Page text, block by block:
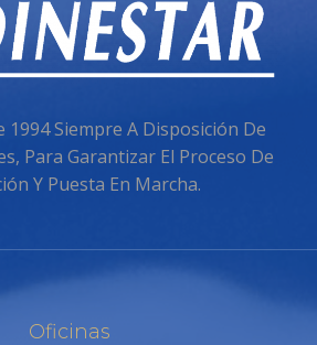
1994 Siempre A Disposición De
Para Garantizar El Proceso De
Y Puesta En Marcha.
Oficinas